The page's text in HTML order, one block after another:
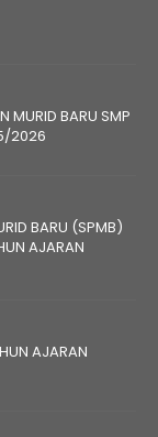
MURID BARU SMP
2026
BARU (SPMB)
AJARAN
AJARAN